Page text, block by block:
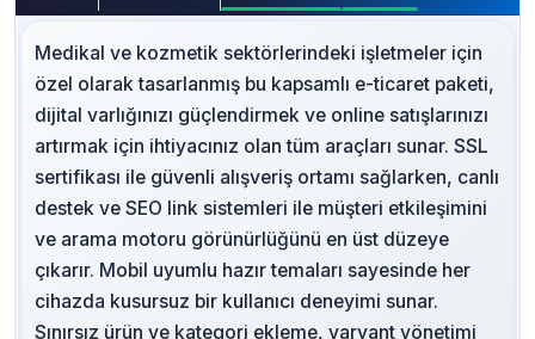
Medikal ve kozmetik sektörlerindeki işletmeler için
özel olarak tasarlanmış bu kapsamlı e-ticaret paketi,
dijital varlığınızı güçlendirmek ve online satışlarınızı
artırmak için ihtiyacınız olan tüm araçları sunar. SSL
sertifikası ile güvenli alışveriş ortamı sağlarken, canlı
destek ve SEO link sistemleri ile müşteri etkileşimini
ve arama motoru görünürlüğünü en üst düzeye
çıkarır. Mobil uyumlu hazır temaları sayesinde her
cihazda kusursuz bir kullanıcı deneyimi sunar.
Sınırsız ürün ve kategori ekleme, varyant yönetimi